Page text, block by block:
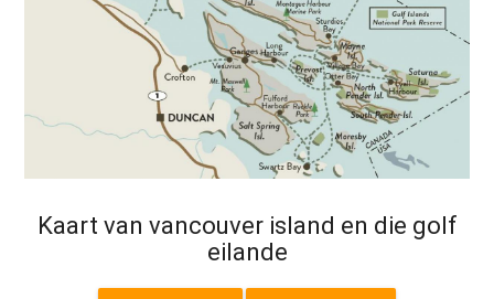
Kaart van vancouver island en die golf
eilande